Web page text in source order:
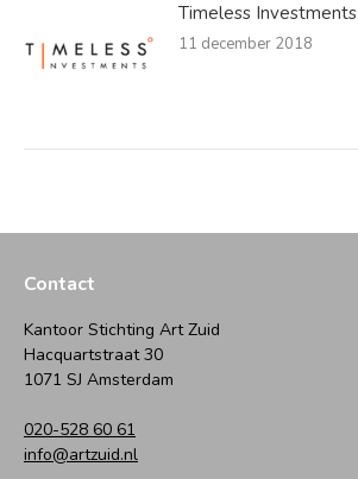
Timeless Investments
11 december 2018
Contact
Kantoor Stichting Art Zuid
Hacquartstraat 30
1071 SJ Amsterdam
020-528 60 61
info@artzuid.nl